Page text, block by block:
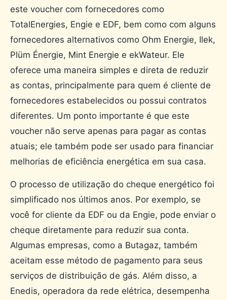
este voucher com fornecedores como
TotalEnergies, Engie e EDF, bem como com alguns
fornecedores alternativos como Ohm Energie, Ilek,
Plüm Énergie, Mint Energie e ekWateur. Ele
oferece uma maneira simples e direta de reduzir
as contas, principalmente para quem é cliente de
fornecedores estabelecidos ou possui contratos
diferentes. Um ponto importante é que este
voucher não serve apenas para pagar as contas
atuais; ele também pode ser usado para financiar
melhorias de eficiência energética em sua casa.
O processo de utilização do cheque energético foi
simplificado nos últimos anos. Por exemplo, se
você for cliente da EDF ou da Engie, pode enviar o
cheque diretamente para reduzir sua conta.
Algumas empresas, como a Butagaz, também
aceitam esse método de pagamento para seus
serviços de distribuição de gás. Além disso, a
Enedis, operadora da rede elétrica, desempenha